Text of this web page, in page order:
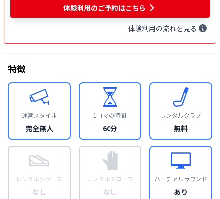
体験利用のご予約はこちら
体験利用の流れを見る
特徴
運営スタイル
完全無人
1コマの時間
60分
レンタルクラブ
無料
レンタルシューズ
なし
レンタルグローブ
なし
バーチャルラウンド
あり